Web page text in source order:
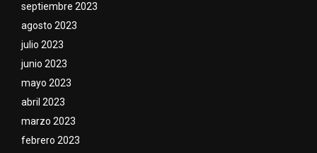
septiembre 2023
agosto 2023
julio 2023
junio 2023
mayo 2023
abril 2023
marzo 2023
febrero 2023